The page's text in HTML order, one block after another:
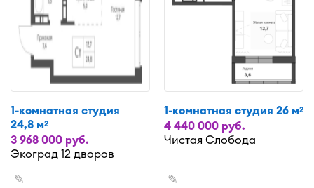
1-комнатная студия
24,8 м2
3 968 000 руб.
Экоград 12 дворов
1-комнатная студия 26 м2
4 440 000 руб.
Чистая Слобода
✎ ✎